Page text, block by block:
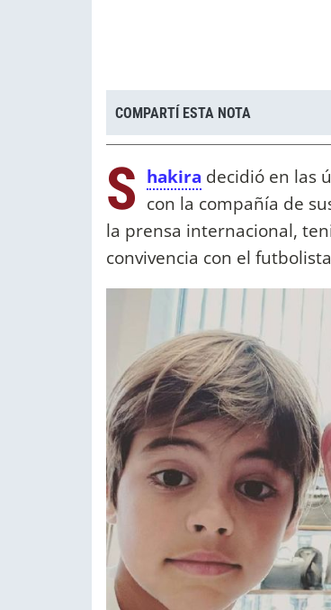
COMPARTÍ ESTA NOTA
S hakira decidió en las
con la compañía de
la prensa internacional,
convivencia con el futbolista